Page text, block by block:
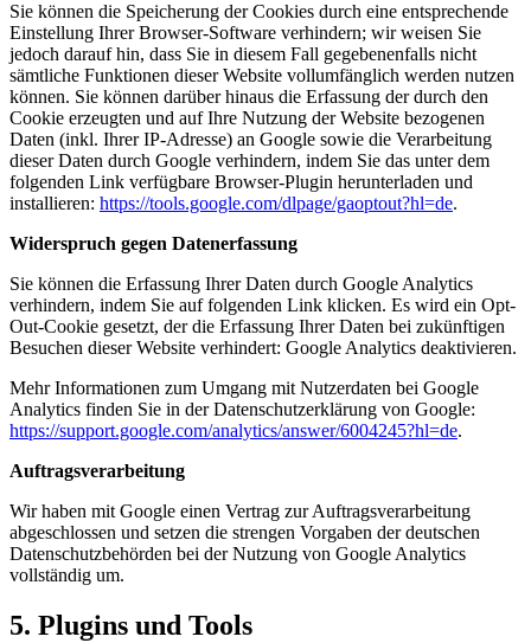
Sie können die Speicherung der Cookies durch eine entsprechende
Einstellung Ihrer Browser-Software verhindern; wir weisen Sie
jedoch darauf hin, dass Sie in diesem Fall gegebenenfalls nicht
sämtliche Funktionen dieser Website vollumfänglich werden nutzen
können. Sie können darüber hinaus die Erfassung der durch den
Cookie erzeugten und auf Ihre Nutzung der Website bezogenen
Daten (inkl. Ihrer IP-Adresse) an Google sowie die Verarbeitung
dieser Daten durch Google verhindern, indem Sie das unter dem
folgenden Link verfügbare Browser-Plugin herunterladen und
installieren: https://tools.google.com/dlpage/gaoptout?hl=de.
Widerspruch gegen Datenerfassung
Sie können die Erfassung Ihrer Daten durch Google Analytics
verhindern, indem Sie auf folgenden Link klicken. Es wird ein Opt-
Out-Cookie gesetzt, der die Erfassung Ihrer Daten bei zukünftigen
Besuchen dieser Website verhindert: Google Analytics deaktivieren.
Mehr Informationen zum Umgang mit Nutzerdaten bei Google
Analytics finden Sie in der Datenschutzerklärung von Google:
https://support.google.com/analytics/answer/6004245?hl=de.
Auftragsverarbeitung
Wir haben mit Google einen Vertrag zur Auftragsverarbeitung
abgeschlossen und setzen die strengen Vorgaben der deutschen
Datenschutzbehörden bei der Nutzung von Google Analytics
vollständig um.
5. Plugins und Tools